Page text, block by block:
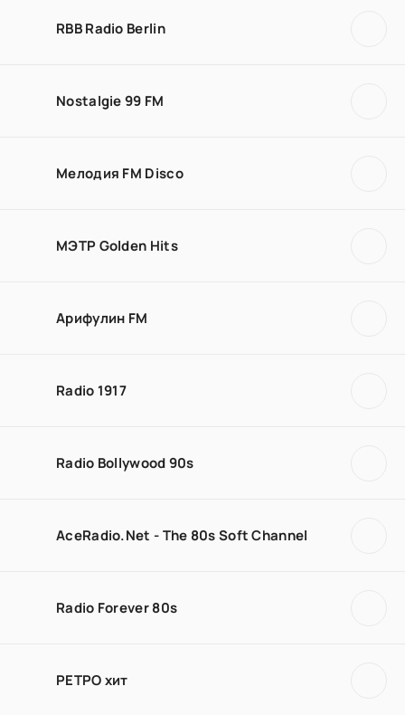
RBB Radio Berlin
Nostalgie 99 FM
Мелодия FM Disco
МЭТР Golden Hits
Арифулин FM
Radio 1917
Radio Bollywood 90s
AceRadio.Net - The 80s Soft Channel
Radio Forever 80s
РЕТРО хит